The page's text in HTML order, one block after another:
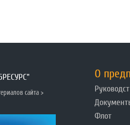
сайта >
О
Флот